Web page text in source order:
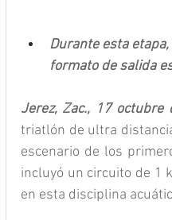
Durante esta
formato de salida
Jerez, Zac., 17 octubre
triatlón de ultra
escenario de los
incluyó un circuito de 1
en esta disciplina